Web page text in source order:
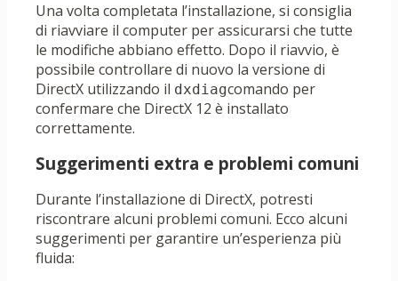
Una volta completata l’installazione, si consiglia
di riavviare il computer per assicurarsi che tutte
le modifiche abbiano effetto. Dopo il riavvio, è
possibile controllare di nuovo la versione di
DirectX utilizzando il dxdiagcomando per
confermare che DirectX 12 è installato
correttamente.
Suggerimenti extra e problemi comuni
Durante l’installazione di DirectX, potresti
riscontrare alcuni problemi comuni. Ecco alcuni
suggerimenti per garantire un’esperienza più
fluida: